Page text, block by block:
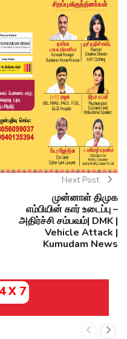
Next Post
முன்னாள் திமுக
எம்பியின் கார் உடைப்பு –
அதிர்ச்சி சம்பவம்| DMK |
Vehicle Attack |
Kumudam News
X 7